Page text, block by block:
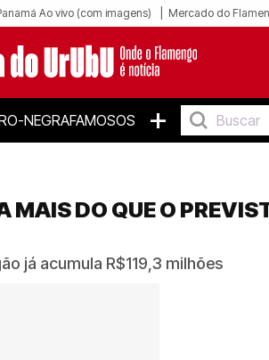
Ao vivo (com imagens) Mercado do
NEGRAFAMOSOS +
DO QUE O
já acumula R$119,3 milhões